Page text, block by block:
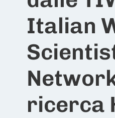
Italian
ricerca